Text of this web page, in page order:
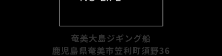
奄美大島ジギング船
鹿児島県奄美市笠利町須野36